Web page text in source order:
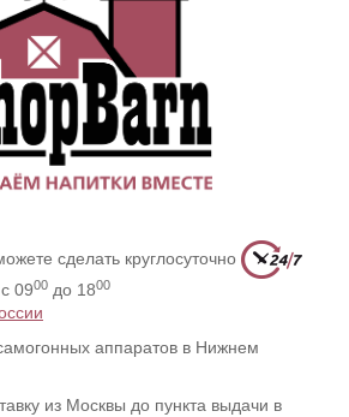
сделать круглосуточно
0900 до 1800
аппаратов в Нижнем
из Москвы до пункта выдачи в